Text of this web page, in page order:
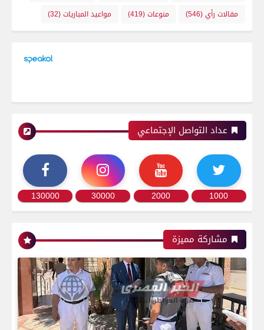
مقالات رأي(546) منوعات(419) مواعيد المباريات(32)
عداد التواصل الإجتماعي
1000
2000
30000
130000
مشاركة مميزة